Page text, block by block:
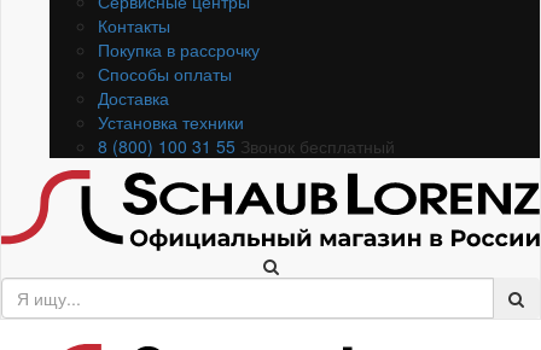
Контакты
Покупка в рассрочку
Способы оплаты
Доставка
Установка техники
8 (800) 100 31 55 Звонок бесплатный